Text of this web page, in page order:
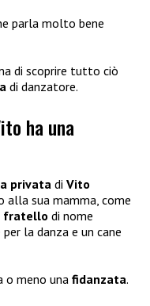
parla molto bene
di scoprire tutto ciò
di danzatore.
ha una
privata di Vito
sua mamma, come
fratello di nome
per la danza e un cane
o meno una fidanzata.